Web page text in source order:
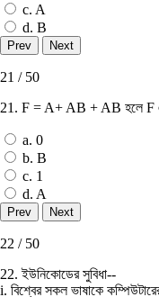
c. A
d. B
21 / 50
21. F = A+ AB + AB হলে F
a. 0
b. B
c. 1
d. A
22 / 50
22. ইউনিকোডের সুবিধা--
i. বিশ্বের সকল ভাষাকে